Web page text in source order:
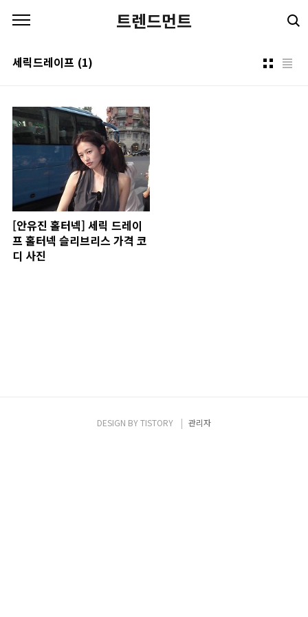
트렌드먼트
세릭드레이프 (1)
[안유진 홀터넥] 세릭 드레이
프 홀터넥 슬리브리스 가격 코
디 사진
DESIGN BYTISTORY 관리자